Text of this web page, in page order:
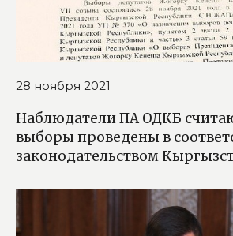
28 ноября 2021
Наблюдатели ПА ОДКБ
выборы проведены в
законодательством